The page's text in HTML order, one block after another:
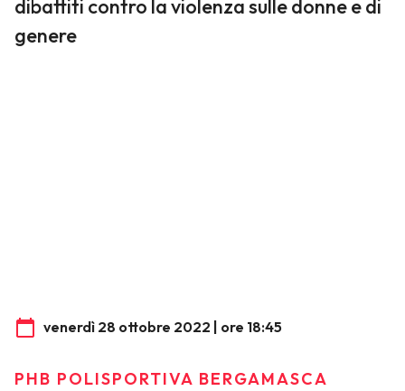
dibattiti contro la violenza sulle donne e di
genere
venerdì 28 ottobre 2022 | ore 18:45
PHB POLISPORTIVA BERGAMASCA